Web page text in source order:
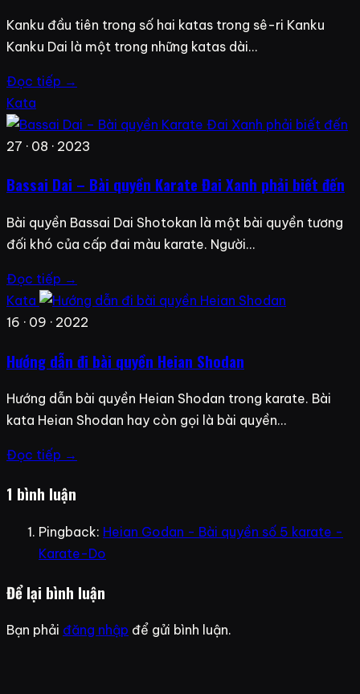
Kanku đầu tiên trong số hai katas trong sê-ri Kanku
Kanku Dai là một trong những katas dài…
Đọc tiếp →
Kata
27 · 08 · 2023
Bassai Dai – Bài quyền Karate Đai Xanh phải biết đến
Bài quyền Bassai Dai Shotokan là một bài quyền tương
đối khó của cấp đai màu karate. Người…
Đọc tiếp →
Kata
16 · 09 · 2022
Hướng dẫn đi bài quyền Heian Shodan
Hướng dẫn bài quyền Heian Shodan trong karate. Bài
kata Heian Shodan hay còn gọi là bài quyền…
Đọc tiếp →
1 bình luận
Pingback: Heian Godan - Bài quyền số 5 karate -
Karate-Do
Để lại bình luận
Bạn phải đăng nhập để gửi bình luận.